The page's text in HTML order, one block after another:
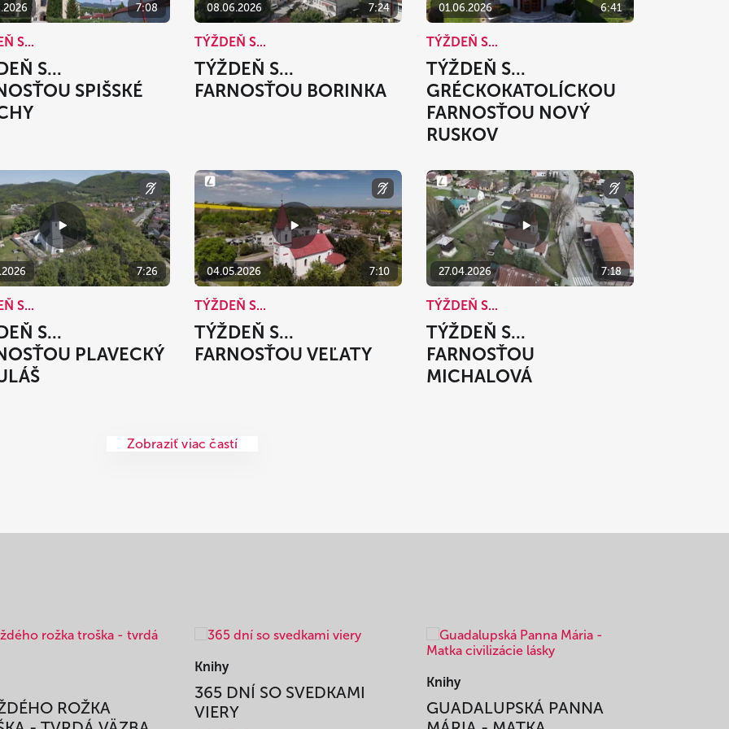
7:08
S...
S...
SPIŠSKÉ
08.06.2026 7:24
TÝŽDEŇ S...
TÝŽDEŇ S...
FARNOSŤOU BORINKA
01.06.2026 6:41
TÝŽDEŇ S...
TÝŽDEŇ S...
GRÉCKOKATOLÍCKOU
FARNOSŤOU NOVÝ
RUSKOV
7:26
S...
S...
PLAVECKÝ
04.05.2026 7:10
TÝŽDEŇ S...
TÝŽDEŇ S...
FARNOSŤOU VEĽATY
27.04.2026 7:18
TÝŽDEŇ S...
TÝŽDEŇ S...
FARNOSŤOU
MICHALOVÁ
Zobraziť viac častí
ROŽKA
Knihy
365 DNÍ SO SVEDKAMI
VIERY
Knihy
GUADALUPSKÁ PANNA